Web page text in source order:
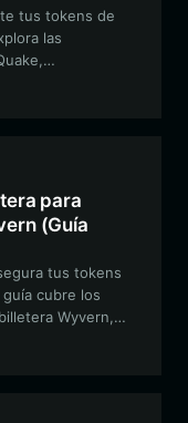
tus tokens de
las
y fácil
para
(Guía
tus tokens
cubre los
Wyvern,
con EVM y